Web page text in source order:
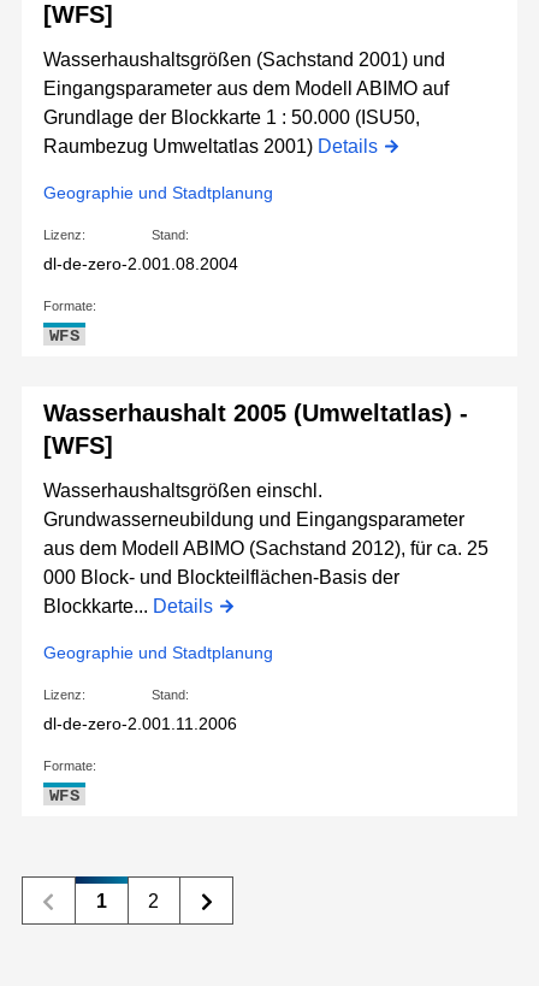
[WFS]
Wasserhaushaltsgrößen (Sachstand 2001) und
Eingangsparameter aus dem Modell ABIMO auf
Grundlage der Blockkarte 1 : 50.000 (ISU50,
Raumbezug Umweltatlas 2001) Details
Geographie und Stadtplanung
Lizenz:
dl-de-zero-2.0
Stand:
01.08.2004
Formate:
WFS
Wasserhaushalt 2005 (Umweltatlas) -
[WFS]
Wasserhaushaltsgrößen einschl.
Grundwasserneubildung und Eingangsparameter
aus dem Modell ABIMO (Sachstand 2012), für ca. 25
000 Block- und Blockteilflächen-Basis der
Blockkarte... Details
Geographie und Stadtplanung
Lizenz:
dl-de-zero-2.0
Stand:
01.11.2006
Formate:
WFS
1 2